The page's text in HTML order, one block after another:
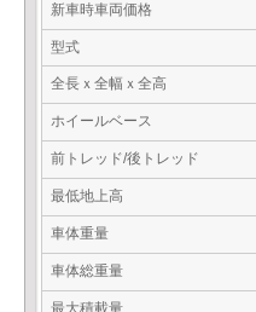
新車時車両価格
型式
全長ｘ全幅ｘ全高
ホイールベース
前トレッド/後トレッド
最低地上高
車体重量
車体総重量
最大積載量